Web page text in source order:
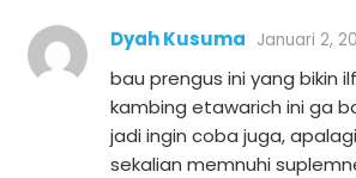
Dyah Kusuma Januari 2,
bau prengus ini yang bikin
kambing etawarich ini ga
jadi ingin coba juga,
sekalian memnuhi